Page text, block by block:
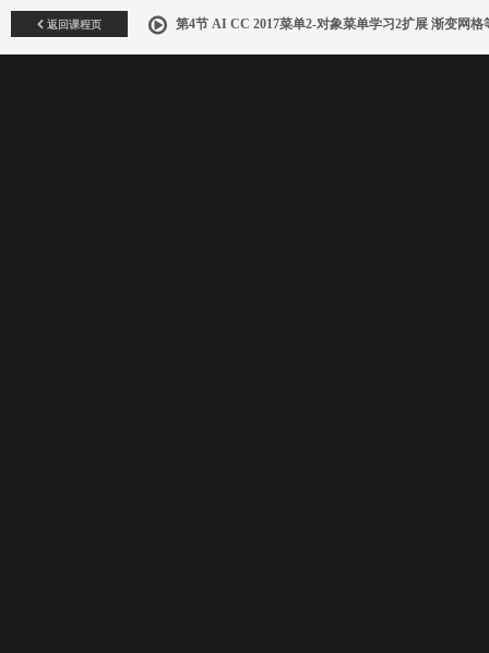
返回课程页 第4节 AI CC 2017菜单2-对象菜单学习2扩展 渐变网格